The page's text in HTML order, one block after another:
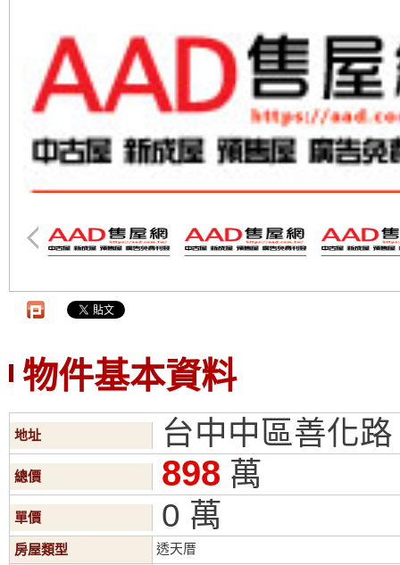
物件基本資料
地址 台中中區善化路
總價 898 萬
單價 0 萬
房屋類型
透天厝